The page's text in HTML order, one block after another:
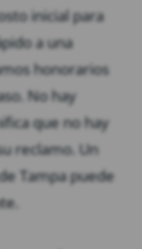
inicial para
a una
honorarios
No hay
que no hay
reclamo. Un
Tampa puede